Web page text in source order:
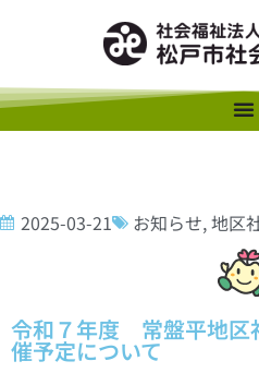
2025-03-21 お知らせ,地区
令和７年度 常盤平地区
催予定について